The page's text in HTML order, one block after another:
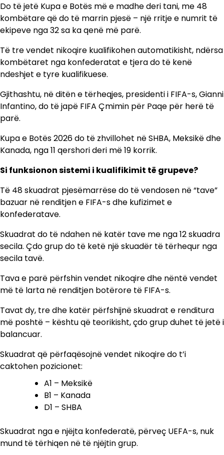
Do të jetë Kupa e Botës më e madhe deri tani, me 48
kombëtare që do të marrin pjesë – një rritje e numrit të
ekipeve nga 32 sa ka qenë më parë.
Të tre vendet nikoqire kualifikohen automatikisht, ndërsa
kombëtaret nga konfederatat e tjera do të kenë
ndeshjet e tyre kualifikuese.
Gjithashtu, në ditën e tërheqjes, presidenti i FIFA-s, Gianni
Infantino, do të japë FIFA Çmimin për Paqe për herë të
parë.
Kupa e Botës 2026 do të zhvillohet në SHBA, Meksikë dhe
Kanada, nga 11 qershori deri më 19 korrik.
Si funksionon sistemi i kualifikimit të grupeve?
Të 48 skuadrat pjesëmarrëse do të vendosen në “tave”
bazuar në renditjen e FIFA-s dhe kufizimet e
konfederatave.
Skuadrat do të ndahen në katër tave me nga 12 skuadra
secila. Çdo grup do të ketë një skuadër të tërhequr nga
secila tavë.
Tava e parë përfshin vendet nikoqire dhe nëntë vendet
më të larta në renditjen botërore të FIFA-s.
Tavat dy, tre dhe katër përfshijnë skuadrat e renditura
më poshtë – kështu që teorikisht, çdo grup duhet të jetë i
balancuar.
Skuadrat që përfaqësojnë vendet nikoqire do t’i
caktohen pozicionet:
A1 – Meksikë
B1 – Kanada
D1 – SHBA
Skuadrat nga e njëjta konfederatë, përveç UEFA-s, nuk
mund të tërhiqen në të njëjtin grup.